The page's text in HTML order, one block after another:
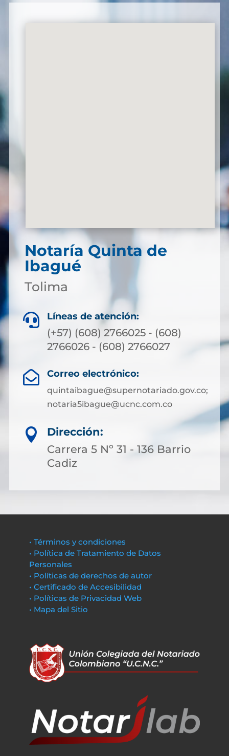
Notaría Quinta de
Ibagué
Tolima
 Líneas de atención:
(+57) (608) 2766025 - (608)
2766026 - (608) 2766027
 Correo electrónico:
quintaibague@supernotariado.gov.co;
notaria5ibague@ucnc.com.co

Dirección:
Carrera 5 Nº 31 - 136 Barrio
Cadiz
• Términos y condiciones
• Política de Tratamiento de Datos
Personales
• Políticas de derechos de autor
• Certificado de Accesibilidad
• Políticas de Privacidad Web
• Mapa del Sitio